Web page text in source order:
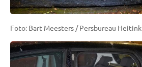
Foto: Bart Meesters / Persbureau Heitink